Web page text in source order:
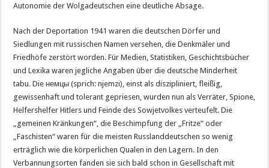
Autonomie der Wolgadeutschen eine deutliche Absage.
Nach der Deportation 1941 waren die deutschen Dörfer und
Siedlungen mit russischen Namen versehen, die Denkmäler und
Friedhöfe zerstört worden. Für Medien, Statistiken, Geschichtsbücher
und Lexika waren jegliche Angaben über die deutsche Minderheit
tabu. Die немцы (sprich: njemzi), einst als diszipliniert, fleißig,
gewissenhaft und tolerant gepriesen, wurden nun als Verräter, Spione,
Helfershelfer Hitlers und Feinde des Sowjetvolkes verteufelt. Die
„gemeinen Kränkungen“, die Beschimpfung der „Fritze“ oder
„Faschisten“ waren für die meisten Russlanddeutschen so wenig
erträglich wie die körperlichen Qualen in den Lagern. In den
Verbannungsorten fanden sie sich bald schon in Gesellschaft mit